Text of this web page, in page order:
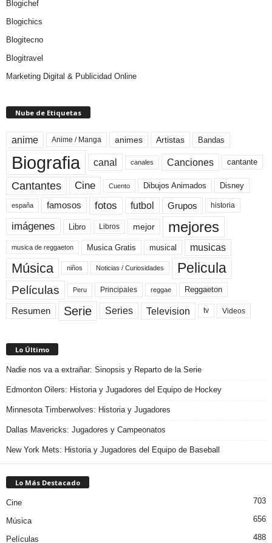
Blogichef
Blogichics
Blogitecno
Blogitravel
Marketing Digital & Publicidad Online
Nube de Etiquetas
anime Anime / Manga animes Artistas Bandas
Biografia canal canales Canciones cantante
Cantantes Cine Cuento Dibujos Animados Disney
españa famosos fotos futbol Grupos historia
imágenes Libro Libros mejor mejores
musica de reggaeton Musica Gratis musical musicas
Música niños Noticias / Curiosidades Pelicula
Películas Peru Principales reggae Reggaeton
Resumen Serie Series Television tv Videos
Lo Último
Nadie nos va a extrañar: Sinopsis y Reparto de la Serie
Edmonton Oilers: Historia y Jugadores del Equipo de Hockey
Minnesota Timberwolves: Historia y Jugadores
Dallas Mavericks: Jugadores y Campeonatos
New York Mets: Historia y Jugadores del Equipo de Baseball
Lo Más Destacado
Cine 703
Música 656
Películas 488